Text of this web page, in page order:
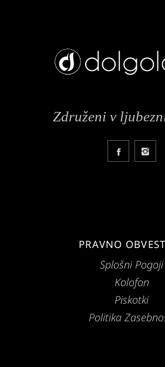
Združeni v
PRAVNO
Splošni Pogoji
Kolofon
Piskotki
Politika